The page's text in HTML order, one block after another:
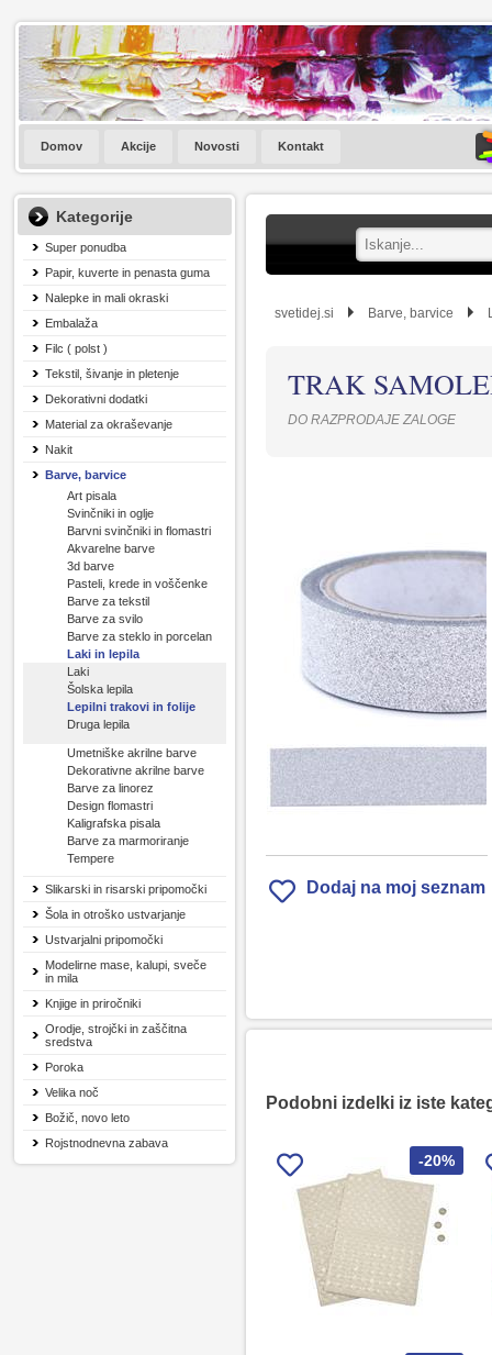
Domov Akcije Novosti Kontakt
Kategorije
Super ponudba
Papir, kuverte in penasta guma
Nalepke in mali okraski
Embalaža
Filc ( polst )
Tekstil, šivanje in pletenje
Dekorativni dodatki
Material za okraševanje
Nakit
Barve, barvice
Art pisala
Svinčniki in oglje
Barvni svinčniki in flomastri
Akvarelne barve
3d barve
Pasteli, krede in voščenke
Barve za tekstil
Barve za svilo
Barve za steklo in porcelan
Laki in lepila
Laki
Šolska lepila
Lepilni trakovi in folije
Druga lepila
Umetniške akrilne barve
Dekorativne akrilne barve
Barve za linorez
Design flomastri
Kaligrafska pisala
Barve za marmoriranje
Tempere
Slikarski in risarski pripomočki
Šola in otroško ustvarjanje
Ustvarjalni pripomočki
Modelirne mase, kalupi, sveče
in mila
Knjige in priročniki
Orodje, strojčki in zaščitna
sredstva
Poroka
Velika noč
Božič, novo leto
Rojstnodnevna zabava
svetidej.si Barve, barvice
TRAK
DO RAZPRODAJE ZALOGE
Dodaj na moj seznam
Podobni izdelki iz iste
-20%